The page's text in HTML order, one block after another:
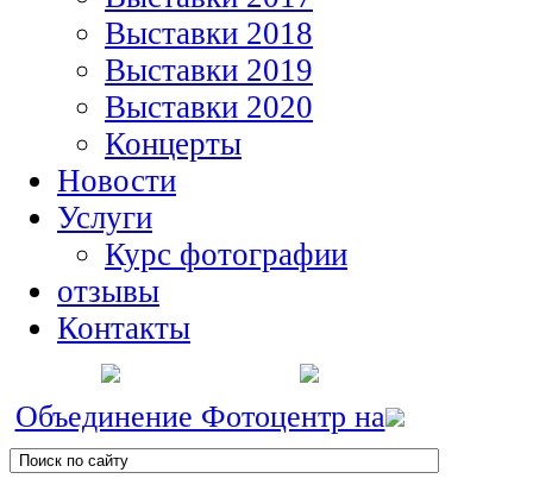
Выставки 2018
Выставки 2019
Выставки 2020
Концерты
Новости
Услуги
Курс фотографии
отзывы
Контакты
Объединение Фотоцентр на